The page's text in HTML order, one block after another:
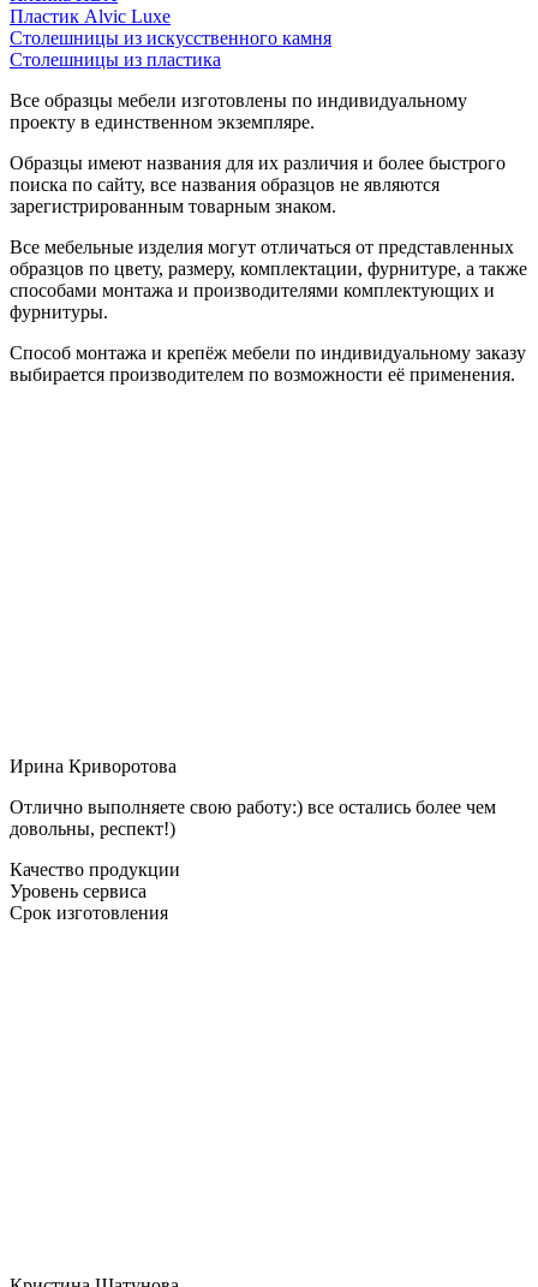
Пластик Alvic Luxe
Столешницы из искусственного камня
Столешницы из пластика
Все образцы мебели изготовлены по индивидуальному
проекту в единственном экземпляре.
Образцы имеют названия для их различия и более быстрого
поиска по сайту, все названия образцов не являются
зарегистрированным товарным знаком.
Все мебельные изделия могут отличаться от представленных
образцов по цвету, размеру, комплектации, фурнитуре, а также
способами монтажа и производителями комплектующих и
фурнитуры.
Способ монтажа и крепёж мебели по индивидуальному заказу
выбирается производителем по возможности её применения.
Ирина Криворотова
Отлично выполняете свою работу:) все остались более чем
довольны, респект!)
Качество продукции
Уровень сервиса
Срок изготовления